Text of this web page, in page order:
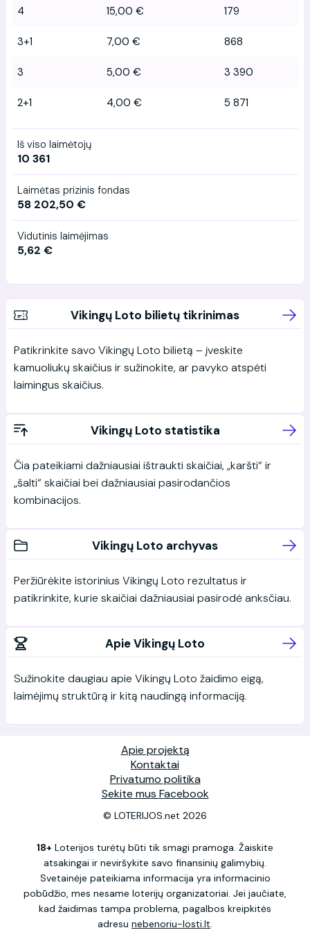
4 15,00 € 179
3+1 7,00 € 868
3 5,00 € 3 390
2+1 4,00 € 5 871
Iš viso laimėtojų
10 361
Laimėtas prizinis fondas
58 202,50 €
Vidutinis laimėjimas
5,62 €
Vikingų Loto bilietų tikrinimas
Patikrinkite savo Vikingų Loto bilietą – įveskite
kamuoliukų skaičius ir sužinokite, ar pavyko atspėti
laimingus skaičius.
Vikingų Loto statistika
Čia pateikiami dažniausiai ištraukti skaičiai, „karšti“ ir
„šalti“ skaičiai bei dažniausiai pasirodančios
kombinacijos.
Vikingų Loto archyvas
Peržiūrėkite istorinius Vikingų Loto rezultatus ir
patikrinkite, kurie skaičiai dažniausiai pasirodė anksčiau.
Apie Vikingų Loto
Sužinokite daugiau apie Vikingų Loto žaidimo eigą,
laimėjimų struktūrą ir kitą naudingą informaciją.
Apie projektą
Kontaktai
Privatumo politika
Sekite mus Facebook
© LOTERIJOS.net 2026
18+ Loterijos turėtų būti tik smagi pramoga. Žaiskite
atsakingai ir neviršykite savo finansinių galimybių.
Svetainėje pateikiama informacija yra informacinio
pobūdžio, mes nesame loterijų organizatoriai. Jei jaučiate,
kad žaidimas tampa problema, pagalbos kreipkitės
adresu nebenoriu-losti.lt